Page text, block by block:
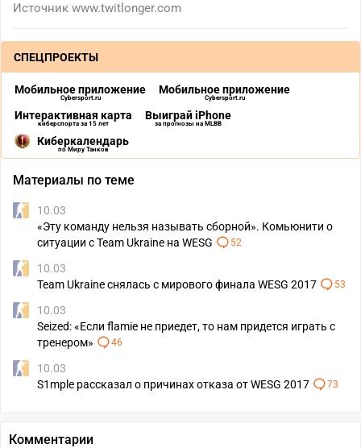
Источник www.twitlonger.com
СПЕЦПРОЕКТЫ
Мобильное приложение
Cybersport.ru
Мобильное приложение
Cybersport.ru
Интерактивная карта
киберспорта за 15 лет
Выиграй iPhone
за прогнозы на MLBB
Киберкалендарь
по Миру Танков
Материалы по теме
10.03
«Эту команду нельзя называть сборной». Комьюнити о
ситуации с Team Ukraine на WESG
52
10.03
Team Ukraine снялась с мирового финала WESG 2017
53
10.03
Seized: «Если flamie не приедет, то нам придется играть с
тренером»
46
10.03
S1mple рассказал о причинах отказа от WESG 2017
73
Комментарии